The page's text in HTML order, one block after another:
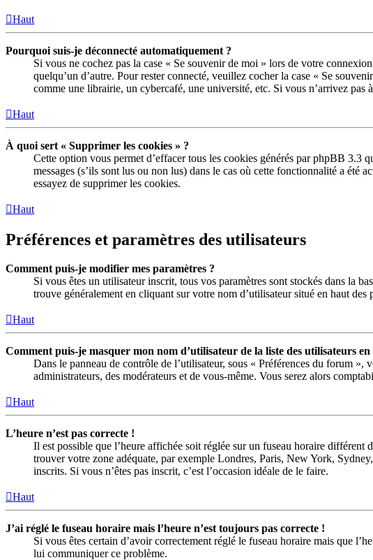
Haut
Pourquoi suis-je déconnecté automatiquement ?
Si vous ne cochez pas la case « Se souvenir de moi » lors de votre
quelqu’un d’autre. Pour rester connecté, veuillez cocher la case « Se
comme une librairie, un cybercafé, une université, etc. Si vous n’arrivez
Haut
À quoi sert « Supprimer les cookies » ?
Cette option vous permet d’effacer tous les cookies générés par phpBB 3.3
messages (s’ils sont lus ou non lus) dans le cas où cette fonctionnalité a
essayez de supprimer les cookies.
Haut
Préférences et paramètres des utilisateurs
Comment puis-je modifier mes paramètres ?
Si vous êtes un utilisateur inscrit, tous vos paramètres sont stockés dans la
trouve généralement en cliquant sur votre nom d’utilisateur situé en haut
Haut
Comment puis-je masquer mon nom d’utilisateur de la liste des utilisateurs en
Dans le panneau de contrôle de l’utilisateur, sous « Préférences du forum
administrateurs, des modérateurs et de vous-même. Vous serez alors
Haut
L’heure n’est pas correcte !
Il est possible que l’heure affichée soit réglée sur un fuseau horaire
trouver votre zone adéquate, par exemple Londres, Paris, New York,
inscrits. Si vous n’êtes pas inscrit, c’est l’occasion idéale de le faire.
Haut
J’ai réglé le fuseau horaire mais l’heure n’est toujours pas correcte !
Si vous êtes certain d’avoir correctement réglé le fuseau horaire mais que
lui communiquer ce problème.